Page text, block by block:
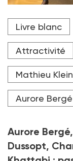
Entouré de
Charlotte
Bergé.
Crédit photo DR
Livre blanc
Attractivité
Mathieu Klein
Aurore Bergé
Aurore
Dussopt,